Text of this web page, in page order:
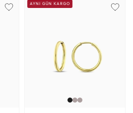
AYNI GÜN KARGO